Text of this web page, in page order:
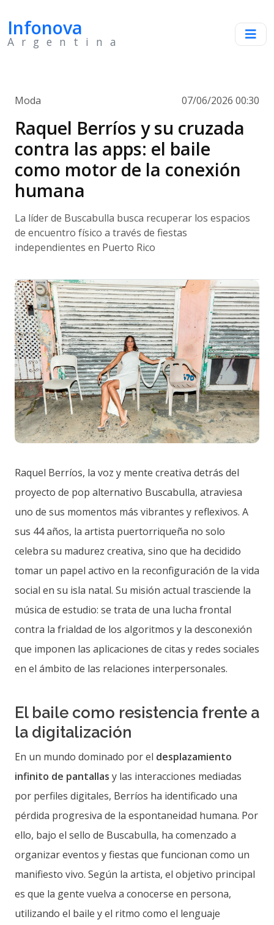
Infonova
Argentina
Moda 07/06/2026 00:30
Raquel Berríos y su cruzada
contra las apps: el baile
como motor de la conexión
humana
La líder de Buscabulla busca recuperar los espacios
de encuentro físico a través de fiestas
independientes en Puerto Rico
Raquel Berríos, la voz y mente creativa detrás del
proyecto de pop alternativo Buscabulla, atraviesa
uno de sus momentos más vibrantes y reflexivos. A
sus 44 años, la artista puertorriqueña no solo
celebra su madurez creativa, sino que ha decidido
tomar un papel activo en la reconfiguración de la vida
social en su isla natal. Su misión actual trasciende la
música de estudio: se trata de una lucha frontal
contra la frialdad de los algoritmos y la desconexión
que imponen las aplicaciones de citas y redes sociales
en el ámbito de las relaciones interpersonales.
El baile como resistencia frente a
la digitalización
En un mundo dominado por el desplazamiento
infinito de pantallas y las interacciones mediadas
por perfiles digitales, Berríos ha identificado una
pérdida progresiva de la espontaneidad humana. Por
ello, bajo el sello de Buscabulla, ha comenzado a
organizar eventos y fiestas que funcionan como un
manifiesto vivo. Según la artista, el objetivo principal
es que la gente vuelva a conocerse en persona,
utilizando el baile y el ritmo como el lenguaje